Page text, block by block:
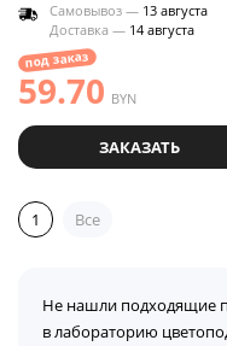
Самовывоз — 13 августа
Доставка — 14 августа
под заказ
59.70 BYN
ЗАКАЗАТЬ
1 Все
Не нашли подходящие
в лабораторию